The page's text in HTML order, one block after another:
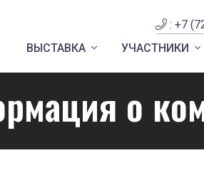
: +7
ВЫСТАВКА
УЧАСТНИКИ
о